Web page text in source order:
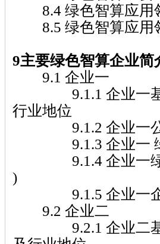
8.4 绿色智算应用
8.5 绿色智算应用
9主要绿色智算企业简
9.1 企业一
9.1.1 企业一基本
行业地位
9.1.2 企业一公
9.1.3 企业一 绿
9.1.4 企业一绿色
)
9.1.5 企业一企
9.2 企业二
9.2.1 企业二基本